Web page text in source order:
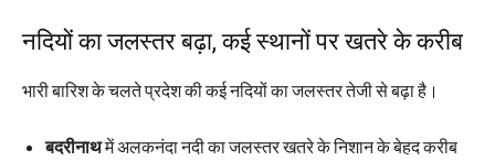
नदियों का जलस्तर बढ़ा, कई स्थानों पर खतरे के करीब
भारी बारिश के चलते प्रदेश की कई नदियों का जलस्तर तेजी से बढ़ा है।
बदरीनाथमें अलकनंदा नदी का जलस्तर खतरे के निशान के बेहद करीब